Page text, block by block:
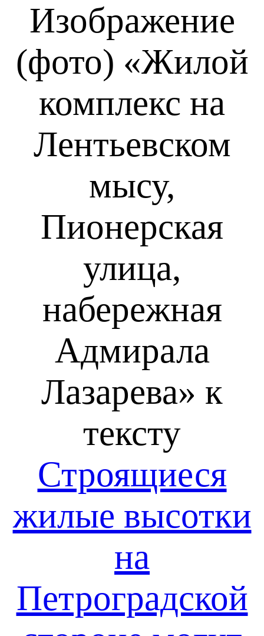
Изображение
(фото) «Жилой
комплекс на
Лентьевском
мысу,
Пионерская
улица,
набережная
Адмирала
Лазарева» к
тексту
Строящиеся
жилые высотки
на
Петроградской